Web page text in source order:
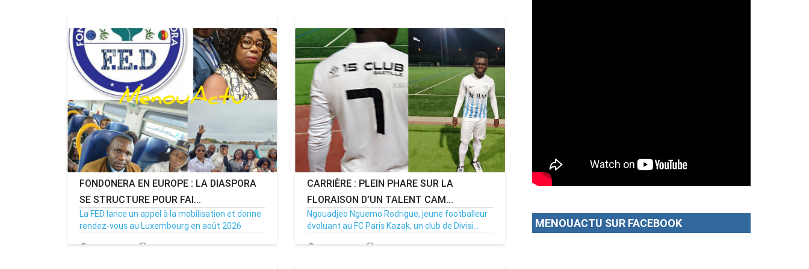
FONDONERA EN EUROPE : LA DIASPORA
SE STRUCTURE POUR FAI...
La FED lance un appel à la mobilisation et donne
rendez-vous au Luxembourg en août 2026
02/07/26 Par MenouActu 0
CARRIÈRE : PLEIN PHARE SUR LA
FLORAISON D’UN TALENT CAM...
Ngouadjeo Nguemo Rodrigue, jeune footballeur
évoluant au FC Paris Kazak, un club de Divisi...
20/10/17 Par MenouActu 0
MENOUACTU SUR FACEBOOK